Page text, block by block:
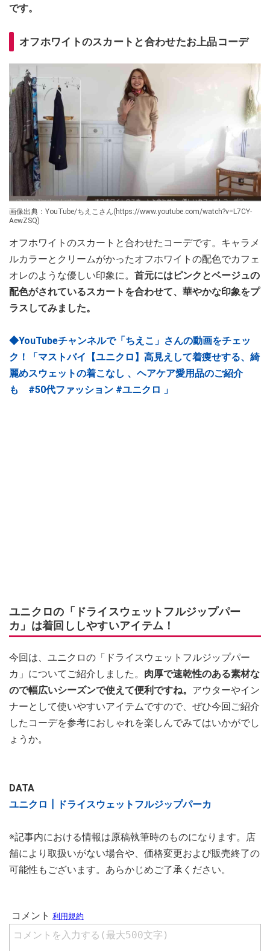
です。
オフホワイトのスカートと合わせたお上品コーデ
画像出典：YouTube/ちえこさん(https://www.youtube.com/watch?v=L7CY-
AewZSQ)
オフホワイトのスカートと合わせたコーデです。キャラメ
ルカラーとクリームがかったオフホワイトの配色でカフェ
オレのような優しい印象に。 首元にはピンクとベージュの
配色がされているスカートを合わせて、華やかな印象をプ
ラスしてみました。
◆YouTubeチャンネルで「ちえこ」さんの動画をチェッ
ク！「マストバイ【ユニクロ】高見えして着痩せする、綺
麗めスウェットの着こなし 、ヘアケア愛用品のご紹介
も #50代ファッション #ユニクロ 」
ユニクロの「ドライスウェットフルジップパー
カ」は着回ししやすいアイテム！
今回は、ユニクロの「ドライスウェットフルジップパー
カ」についてご紹介しました。 肉厚で速乾性のある素材な
ので幅広いシーズンで使えて便利ですね。 アウターやイン
ナーとして使いやすいアイテムですので、ぜひ今回ご紹介
したコーデを参考におしゃれを楽しんでみてはいかがでし
ょうか。
DATA
ユニクロ┃ドライスウェットフルジップパーカ
※記事内における情報は原稿執筆時のものになります。店
舗により取扱いがない場合や、価格変更および販売終了の
可能性もございます。あらかじめご了承ください。